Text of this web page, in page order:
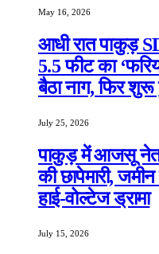
May 16, 2026
आधी रात पाकुड़
5.5 फीट का
बैठा नाग, फिर शुरू
July 25, 2026
पाकुड़ में आजसू
की छापेमारी,
हाई-वोल्टेज ड्रामा
July 15, 2026